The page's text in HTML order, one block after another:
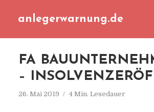
anlegerwarnung.de
FA
–
26. Mai 2019 4 Min. Lesedauer